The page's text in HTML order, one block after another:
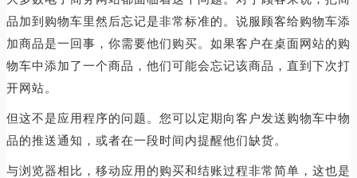
品加到购物车里然后忘记是非常标准的。说服顾客给购物车添
加商品是一回事，你需要他们购买。如果客户在桌面网站的购
物车中添加了一个商品，他们可能会忘记该商品，直到下次打
开网站。
但这不是应用程序的问题。您可以定期向客户发送购物车中物
品的推送通知，或者在一段时间内提醒他们缺货。
与浏览器相比，移动应用的购买和结账过程非常简单，这也是